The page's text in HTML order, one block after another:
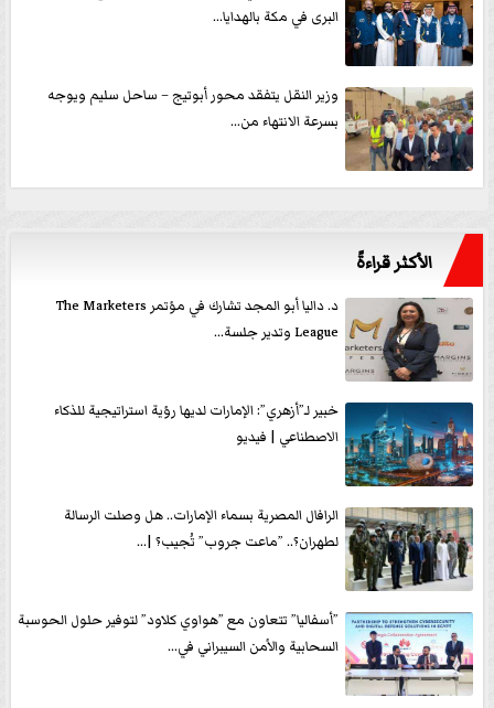
البرى في مكة بالهدايا...
وزير النقل يتفقد محور أبوتيج – ساحل سليم ويوجه
بسرعة الانتهاء من...
الأكثر قراءةً
د. داليا أبو المجد تشارك في مؤتمر The Marketers
League وتدير جلسة...
خبير لـ”أزهري”: الإمارات لديها رؤية استراتيجية للذكاء
الاصطناعي | فيديو
الرافال المصرية بسماء الإمارات.. هل وصلت الرسالة
لطهران؟.. ”ماعت جروب” تُجيب؟ |...
”أسفاليا” تتعاون مع ”هواوي كلاود” لتوفير حلول الحوسبة
السحابية والأمن السيبراني في...